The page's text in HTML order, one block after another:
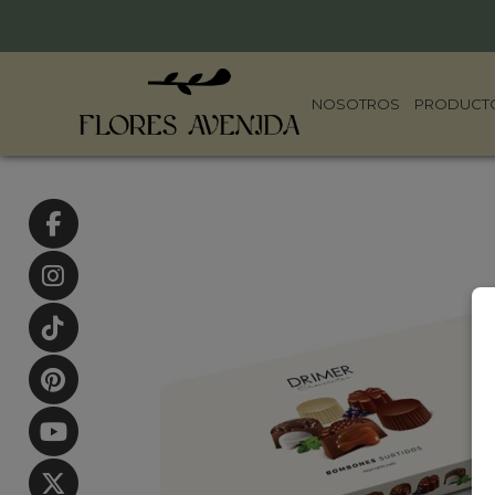
NOSOTROS